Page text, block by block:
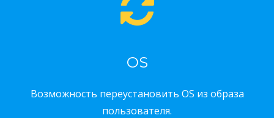
OS
Возможность переустановить OS из образа
пользователя.